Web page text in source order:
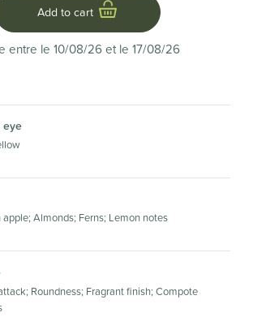
Add to cart
entre le 10/08/26 et le 17/08/26
eye
apple; Almonds; Ferns; Lemon notes
Roundness; Fragrant finish; Compote